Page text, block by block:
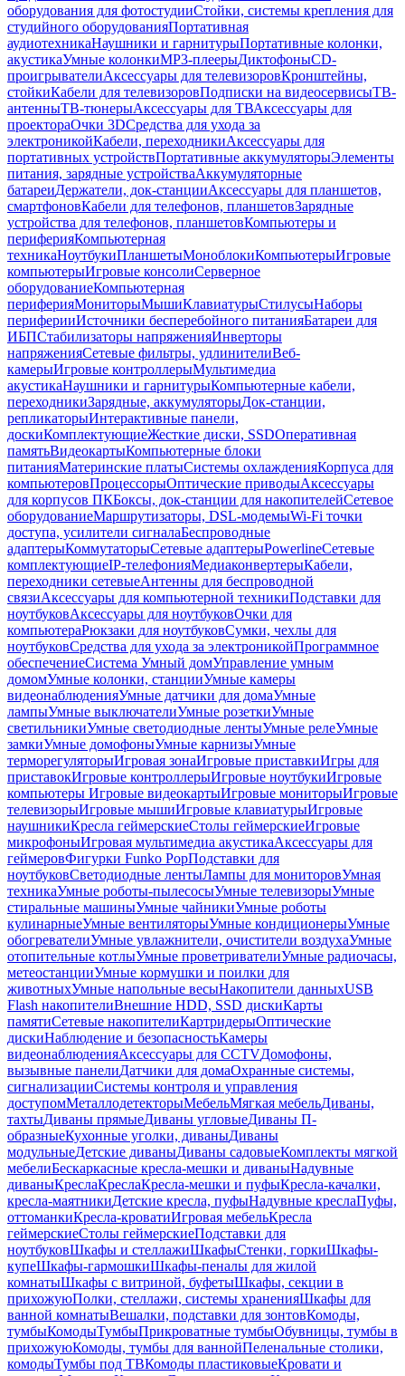
оборудования для фотостудииСтойки, системы крепления для
студийного оборудованияПортативная
аудиотехникаНаушники и гарнитурыПортативные колонки,
акустикаУмные колонкиMP3-плеерыДиктофоныCD-
проигрывателиАксессуары для телевизоровКронштейны,
стойкиКабели для телевизоровПодписки на видеосервисыТВ-
антенныТВ-тюнерыАксессуары для ТВАксессуары для
проектораОчки 3DСредства для ухода за
электроникойКабели, переходникиАксессуары для
портативных устройствПортативные аккумуляторыЭлементы
питания, зарядные устройстваАккумуляторные
батареиДержатели, док-станцииАксессуары для планшетов,
смартфоновКабели для телефонов, планшетовЗарядные
устройства для телефонов, планшетовКомпьютеры и
периферияКомпьютерная
техникаНоутбукиПланшетыМоноблокиКомпьютерыИгровые
компьютерыИгровые консолиСерверное
оборудованиеКомпьютерная
периферияМониторыМышиКлавиатурыСтилусыНаборы
периферииИсточники бесперебойного питанияБатареи для
ИБПСтабилизаторы напряженияИнверторы
напряженияСетевые фильтры, удлинителиВеб-
камерыИгровые контроллерыМультимедиа
акустикаНаушники и гарнитурыКомпьютерные кабели,
переходникиЗарядные, аккумуляторыДок-станции,
репликаторыИнтерактивные панели,
доскиКомплектующиеЖесткие диски, SSDОперативная
памятьВидеокартыКомпьютерные блоки
питанияМатеринские платыСистемы охлажденияКорпуса для
компьютеровПроцессорыОптические приводыАксессуары
для корпусов ПКБоксы, док-станции для накопителейСетевое
оборудованиеМаршрутизаторы, DSL-модемыWi-Fi точки
доступа, усилители сигналаБеспроводные
адаптерыКоммутаторыСетевые адаптерыPowerlineСетевые
комплектующиеIP-телефонияМедиаконвертерыКабели,
переходники сетевыеАнтенны для беспроводной
связиАксессуары для компьютерной техникиПодставки для
ноутбуковАксессуары для ноутбуковОчки для
компьютераРюкзаки для ноутбуковСумки, чехлы для
ноутбуковСредства для ухода за электроникойПрограммное
обеспечениеСистема Умный домУправление умным
домомУмные колонки, станцииУмные камеры
видеонаблюденияУмные датчики для домаУмные
лампыУмные выключателиУмные розеткиУмные
светильникиУмные светодиодные лентыУмные релеУмные
замкиУмные домофоныУмные карнизыУмные
терморегуляторыИгровая зонаИгровые приставкиИгры для
приставокИгровые контроллерыИгровые ноутбукиИгровые
компьютеры Игровые видеокартыИгровые мониторыИгровые
телевизорыИгровые мышиИгровые клавиатурыИгровые
наушникиКресла геймерскиеСтолы геймерскиеИгровые
микрофоныИгровая мультимедиа акустикаАксессуары для
геймеровФигурки Funko PopПодставки для
ноутбуковСветодиодные лентыЛампы для мониторовУмная
техникаУмные роботы-пылесосыУмные телевизорыУмные
стиральные машиныУмные чайникиУмные роботы
кулинарныеУмные вентиляторыУмные кондиционерыУмные
обогревателиУмные увлажнители, очистители воздухаУмные
отопительные котлыУмные проветривателиУмные радиочасы,
метеостанцииУмные кормушки и поилки для
животныхУмные напольные весыНакопители данныхUSB
Flash накопителиВнешние HDD, SSD дискиКарты
памятиСетевые накопителиКартридерыОптические
дискиНаблюдение и безопасностьКамеры
видеонаблюденияАксессуары для CCTVДомофоны,
вызывные панелиДатчики для домаОхранные системы,
сигнализацииСистемы контроля и управления
доступомМеталлодетекторыМебельМягкая мебельДиваны,
тахтыДиваны прямыеДиваны угловыеДиваны П-
образныеКухонные уголки, диваныДиваны
модульныеДетские диваныДиваны садовыеКомплекты мягкой
мебелиБескаркасные кресла-мешки и диваныНадувные
диваныКреслаКреслаКресла-мешки и пуфыКресла-качалки,
кресла-маятникиДетские кресла, пуфыНадувные креслаПуфы,
оттоманкиКресла-кроватиИгровая мебельКресла
геймерскиеСтолы геймерскиеПодставки для
ноутбуковШкафы и стеллажиШкафыСтенки, горкиШкафы-
купеШкафы-гармошкиШкафы-пеналы для жилой
комнатыШкафы с витриной, буфетыШкафы, секции в
прихожуюПолки, стеллажи, системы храненияШкафы для
ванной комнатыВешалки, подставки для зонтовКомоды,
тумбыКомодыТумбыПрикроватные тумбыОбувницы, тумбы в
прихожуюКомоды, тумбы для ваннойПеленальные столики,
комодыТумбы под ТВКомоды пластиковыеКровати и